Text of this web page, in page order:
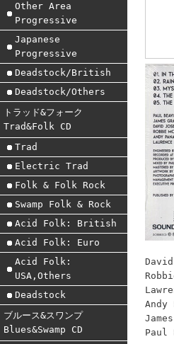
Other Area
Progressive
Japanese
Progressive
Deadstock/British
Deadstock/Others
トラッド&フォーク
Trad&Folk CD
Trad
Electric Trad
Folk & Folk Rock
Swamp Folk & Rock
Acid Folk: British
Acid Folk: Euro
Acid Folk:
USA,Others
Deadstock
ブルース&スワンプ
Blues&Swamp CD
Paul